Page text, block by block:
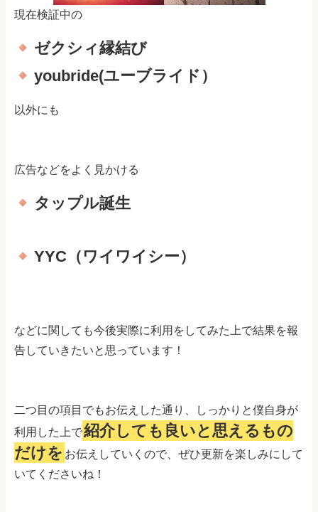
現在検証中の
ゼクシィ縁結び
youbride(ユーブライド）
以外にも
広告などをよく見かける
タップル誕生
YYC（ワイワイシー）
などに関しても今後実際に利用をしてみた上で結果を報
告していきたいと思っています！
二つ目の項目でもお伝えした通り、しっかりと僕自身が
利用した上で紹介しても良いと思えるもの
だけを お伝えしていくので、ぜひ更新を楽しみにして
いてくださいね！